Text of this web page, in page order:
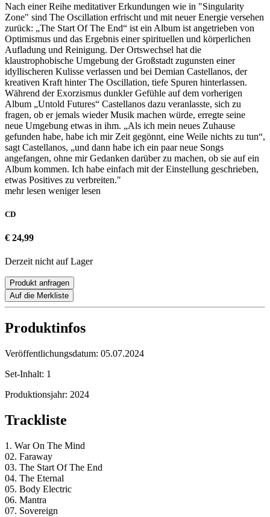
Nach einer Reihe meditativer Erkundungen wie in "Singularity
Zone" sind The Oscillation erfrischt und mit neuer Energie versehen
zurück: „The Start Of The End“ ist ein Album ist angetrieben von
Optimismus und das Ergebnis einer spirituellen und körperlichen
Aufladung und Reinigung. Der Ortswechsel hat die
klaustrophobische Umgebung der Großstadt zugunsten einer
idyllischeren Kulisse verlassen und bei Demian Castellanos, der
kreativen Kraft hinter The Oscillation, tiefe Spuren hinterlassen.
Während der Exorzismus dunkler Gefühle auf dem vorherigen
Album „Untold Futures“ Castellanos dazu veranlasste, sich zu
fragen, ob er jemals wieder Musik machen würde, erregte seine
neue Umgebung etwas in ihm. „Als ich mein neues Zuhause
gefunden habe, habe ich mir Zeit gegönnt, eine Weile nichts zu tun“,
sagt Castellanos, „und dann habe ich ein paar neue Songs
angefangen, ohne mir Gedanken darüber zu machen, ob sie auf ein
Album kommen. Ich habe einfach mit der Einstellung geschrieben,
etwas Positives zu verbreiten."
mehr lesen weniger lesen
CD
€ 24,99
Derzeit nicht auf Lager
Produkt anfragen
Auf die Merkliste
Produktinfos
Veröffentlichungsdatum: 05.07.2024
Set-Inhalt: 1
Produktionsjahr: 2024
Trackliste
1. War On The Mind
02. Faraway
03. The Start Of The End
04. The Eternal
05. Body Electric
06. Mantra
07. Sovereign